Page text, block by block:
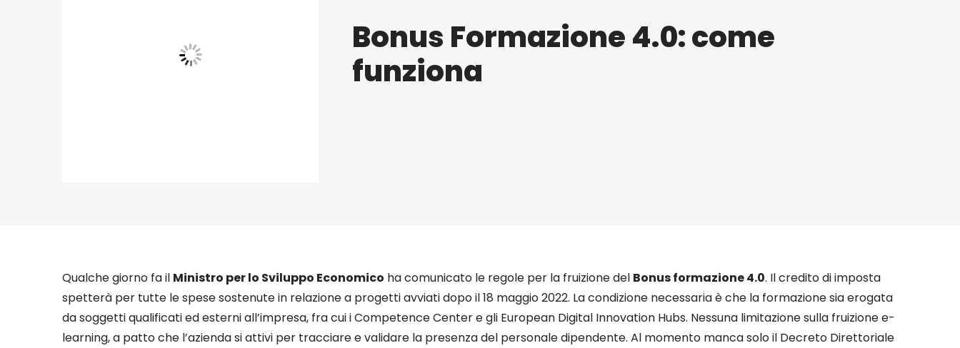
Bonus Formazione 4.0: come
funziona
Qualche giorno fa il Ministro per lo Sviluppo Economico ha comunicato le regole per la fruizione del Bonus formazione 4.0. Il credito di imposta
spetterà per tutte le spese sostenute in relazione a progetti avviati dopo il 18 maggio 2022. La condizione necessaria è che la formazione sia erogata
da soggetti qualificati ed esterni all’impresa, fra cui i Competence Center e gli European Digital Innovation Hubs. Nessuna limitazione sulla fruizione e-
learning, a patto che l’azienda si attivi per tracciare e validare la presenza del personale dipendente. Al momento manca solo il Decreto Direttoriale